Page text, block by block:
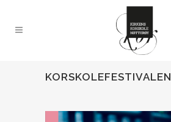
KORSKOLEFESTIVALEN